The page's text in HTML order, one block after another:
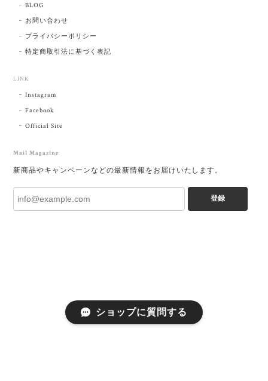
BLOG
お問い合わせ
プライバシーポリシー
特定商取引法に基づく表記
LINK
Instagram
Facebook
Official Site
Mail Magazine
新商品やキャンペーンなどの最新情報をお届けいたします。
登録
ショップに質問する